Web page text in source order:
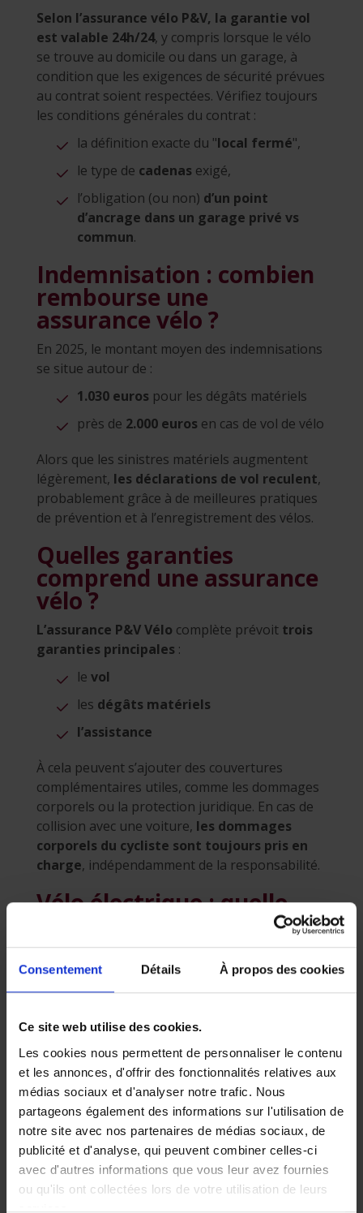
Consentement Détails À propos des cookies
Ce site web utilise des cookies.
Les cookies nous permettent de personnaliser le contenu
et les annonces, d'offrir des fonctionnalités relatives aux
médias sociaux et d'analyser notre trafic. Nous
partageons également des informations sur l'utilisation de
notre site avec nos partenaires de médias sociaux, de
publicité et d'analyse, qui peuvent combiner celles-ci
avec d'autres informations que vous leur avez fournies
ou qu'ils ont collectées lors de votre utilisation de leurs
services.
Selon l’assurance vélo P&V, la garantie vol
est valable 24h/24, y compris lorsque le vélo
se trouve au domicile ou dans un garage, à
condition que les exigences de sécurité prévues
au contrat soient respectées. Vérifiez toujours
les conditions générales du contrat :
la définition exacte du "local fermé",
le type de cadenas exigé,
l’obligation (ou non) d’un point
d’ancrage dans un garage privé vs
commun.
Indemnisation : combien
rembourse une
assurance vélo ?
En 2025, le montant moyen des indemnisations
se situe autour de :
1.030 euros pour les dégâts matériels
près de 2.000 euros en cas de vol de vélo
Alors que les sinistres matériels augmentent
légèrement, les déclarations de vol reculent,
probablement grâce à de meilleures pratiques
de prévention et à l’enregistrement des vélos.
Quelles garanties
comprend une assurance
vélo ?
L’assurance P&V Vélo complète prévoit trois
garanties principales :
le vol
les dégâts matériels
l’assistance
À cela peuvent s’ajouter des couvertures
complémentaires utiles, comme les dommages
corporels ou la protection juridique. En cas de
collision avec une voiture, les dommages
corporels du cycliste sont toujours pris en
charge, indépendamment de la responsabilité.
Vélo électrique : quelle
assurance est obligatoire
?
Pour les vélos électriques, la couverture
dépend de la vitesse :
Jusqu’à 25 km/h avec assistance au
Au-delà de 25 km/h sans pédalage:
une assurance RC spécifique est
obligatoire, comme pour un
cyclomoteur.
Acheter un vélo
d’occasion : les